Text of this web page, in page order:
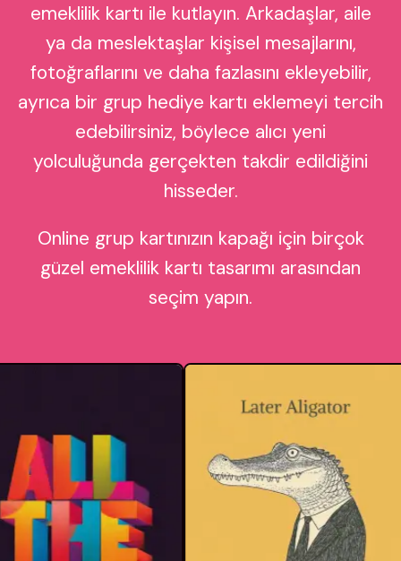
emeklilik kartı ile kutlayın. Arkadaşlar, aile
ya da meslektaşlar kişisel mesajlarını,
fotoğraflarını ve daha fazlasını ekleyebilir,
ayrıca bir grup hediye kartı eklemeyi tercih
edebilirsiniz, böylece alıcı yeni
yolculuğunda gerçekten takdir edildiğini
hisseder.
Online grup kartınızın kapağı için birçok
güzel emeklilik kartı tasarımı arasından
seçim yapın.